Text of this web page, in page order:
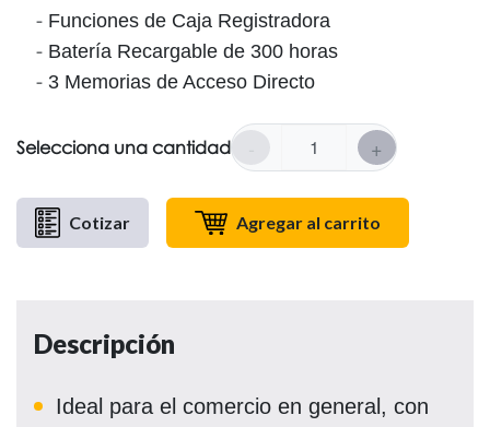
Funciones de Caja Registradora
Batería Recargable de 300 horas
3 Memorias de Acceso Directo
Selecciona una cantidad +
Cotizar Agregar al carrito
Descripción
Ideal para el comercio en general, con